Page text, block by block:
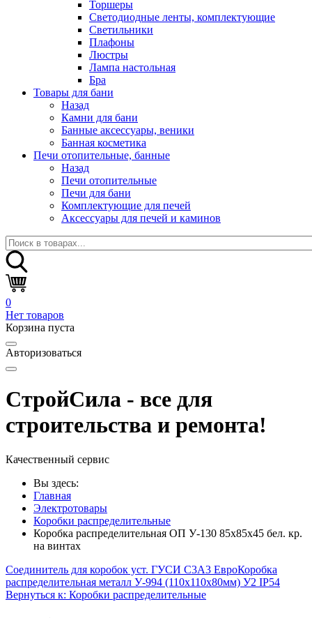
Торшеры
Светодиодные ленты, комплектующие
Светильники
Плафоны
Люстры
Лампа настольная
Бра
Товары для бани
Назад
Камни для бани
Банные аксессуары, веники
Банная косметика
Печи отопительные, банные
Назад
Печи отопительные
Печи для бани
Комплектующие для печей
Аксессуары для печей и каминов
0
Нет товаров
Корзина пуста
Авторизоваться
СтройСила - все для
строительства и ремонта!
Качественный сервис
Вы здесь:
Главная
Электротовары
Коробки распределительные
Коробка распределительная ОП У-130 85х85х45 бел. кр.
на винтах
Соединитель для коробок уст. ГУСИ С3А3 ЕвроКоробка
распределительная металл У-994 (110х110х80мм) У2 IP54
Вернуться к: Коробки распределительные